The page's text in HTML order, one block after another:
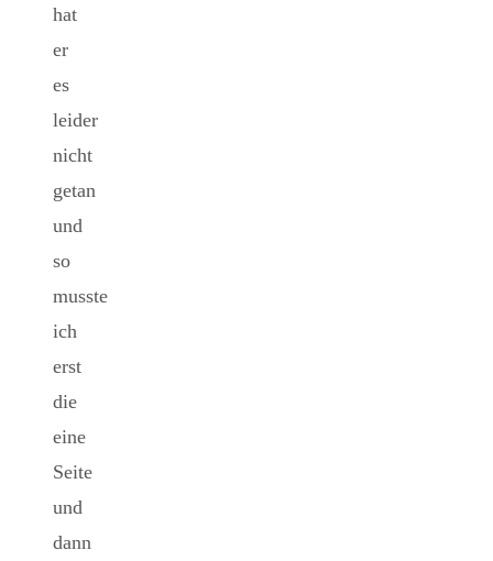
hat
er
es
leider
nicht
getan
und
so
musste
ich
erst
die
eine
Seite
und
dann